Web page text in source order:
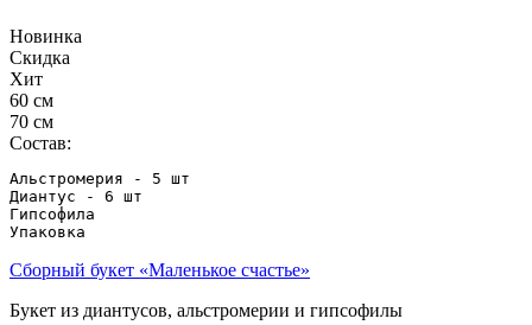
Новинка
Скидка
Хит
60 см
70 см
Состав:
Альстромерия - 5 шт
Диантус - 6 шт
Гипсофила
Упаковка
Сборный букет «Маленькое счастье»
Букет из диантусов, альстромерии и гипсофилы